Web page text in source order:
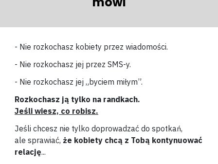
- Nie rozkochasz kobiety przez wiadomości.
- Nie rozkochasz jej przez SMS-y.
- Nie rozkochasz jej „byciem miłym”.
Rozkochasz ją tylko na randkach.
Jeśli wiesz, co robisz.
Jeśli chcesz nie tylko doprowadzać do spotkań,
ale sprawiać, że kobiety chcą z Tobą kontynuować
relację...